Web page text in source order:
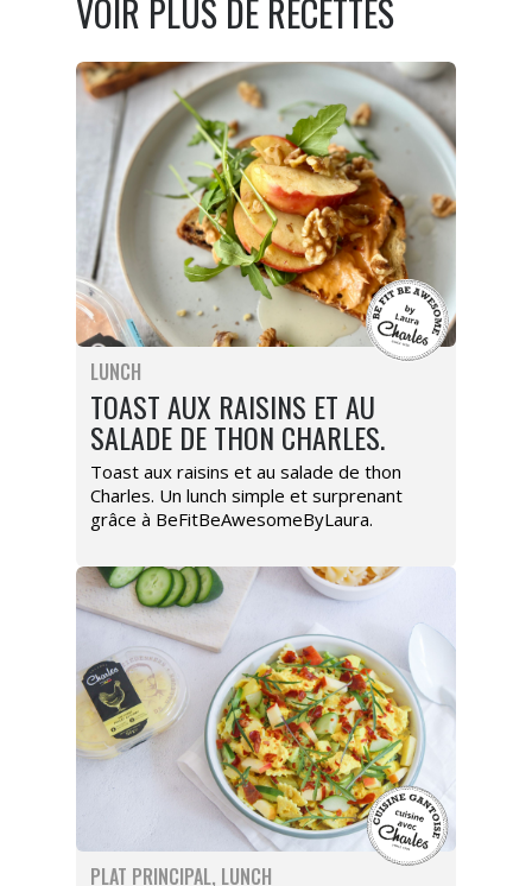
VOIR PLUS DE RECETTES
LUNCH
TOAST AUX RAISINS ET AU
SALADE DE THON CHARLES.
Toast aux raisins et au salade de thon
Charles. Un lunch simple et surprenant
grâce à BeFitBeAwesomeByLaura.
PLAT PRINCIPAL LUNCH